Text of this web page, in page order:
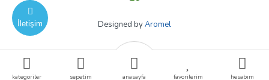
kategoriler sepetim anasayfa favorilerim hesabım
İletişim Designed byAromel